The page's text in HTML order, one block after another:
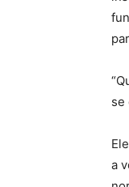
se
a